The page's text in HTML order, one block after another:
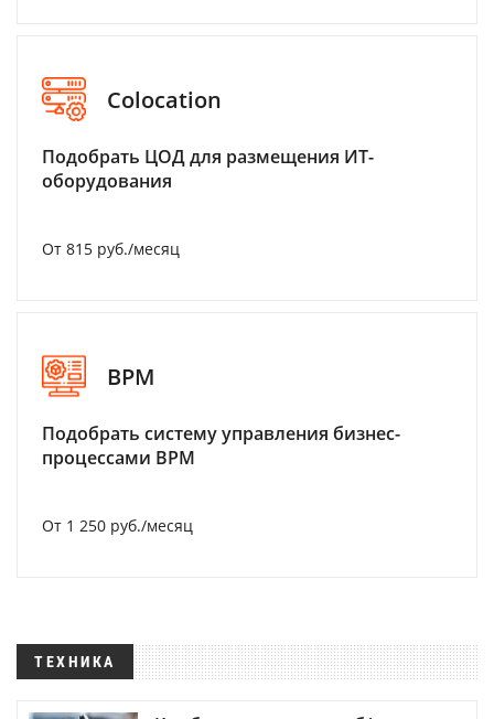
Colocation
Подобрать ЦОД для размещения ИТ-
оборудования
От 815 руб./месяц
BPM
Подобрать систему управления бизнес-
процессами BPM
От 1 250 руб./месяц
ТЕХНИКА